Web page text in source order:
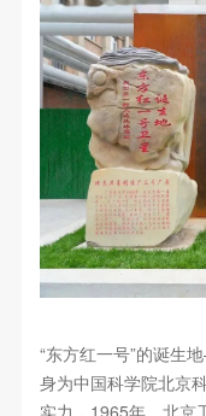
“东方红一号”的诞生
身为中国科学院北京
实力，1965年，北京